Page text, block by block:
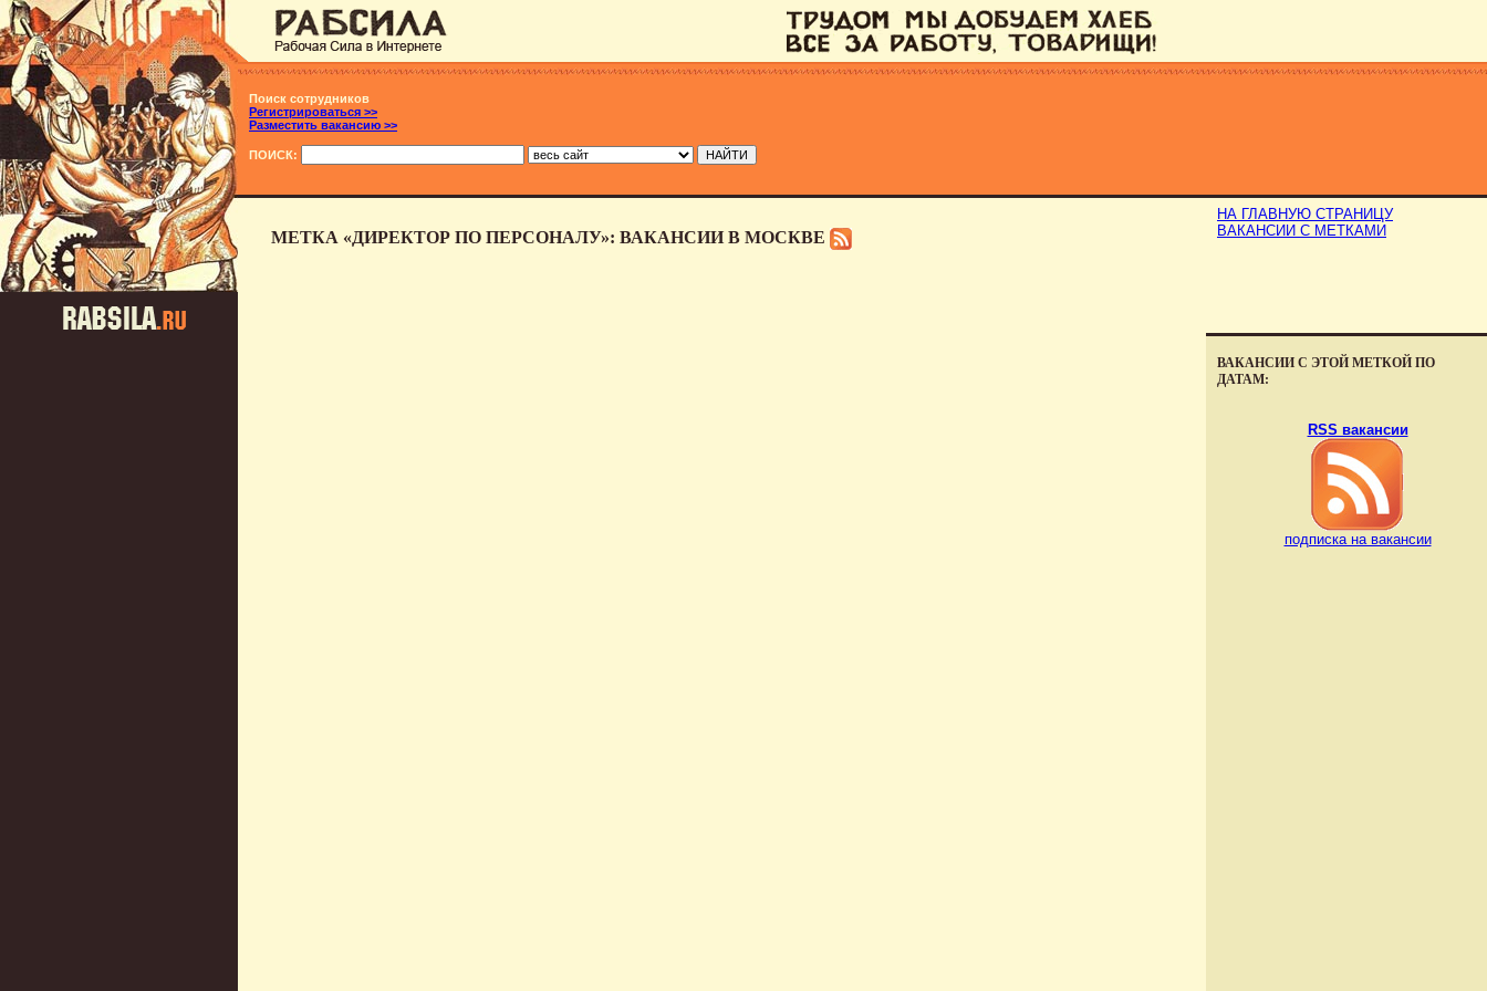
Поиск сотрудников
Регистрироваться >>
Разместить вакансию >>
ПОИСК:
МЕТКА «ДИРЕКТОР ПО ПЕРСОНАЛУ»: ВАКАНСИИ В МОСКВЕ
НА ГЛАВНУЮ СТРАНИЦУ
ВАКАНСИИ С МЕТКАМИ
ВАКАНСИИ С ЭТОЙ МЕТКОЙ ПО
ДАТАМ:
RSS вакансии
подписка на вакансии